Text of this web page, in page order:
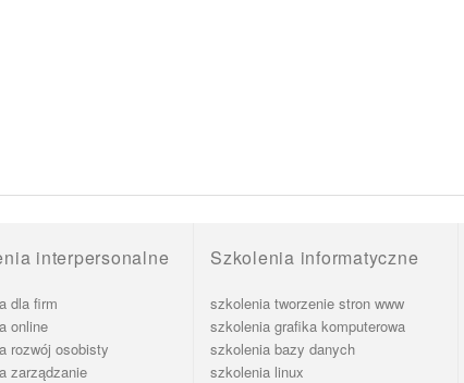
interpersonalne
dla firm
online
rozwój osobisty
zarządzanie
Szkolenia informatyczne
szkolenia tworzenie stron www
szkolenia grafika komputerowa
szkolenia bazy danych
szkolenia linux